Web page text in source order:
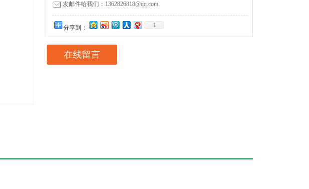
发邮件给我们：1362826818@qq.com
分享到： 1
在线留言